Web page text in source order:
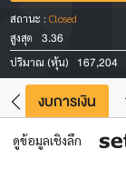
สถานะ : Closed
สูงสุด
3.36
ปริมาณ (หุ้น) 167,204
งบการเงิน
ดูข้อมูลเชิงลึก